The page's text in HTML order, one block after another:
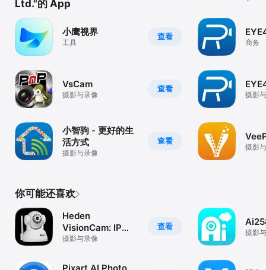
Ltd."的 App
查看
小鹰视界
工具
查看
VsCam
摄影与录像
查看
小智驹 - 更好的生
活方式
摄影与录像
商务
摄影
摄影
你可能还喜欢
查看
Heden
VisionCam: IP
Camera
摄影与录像
摄影